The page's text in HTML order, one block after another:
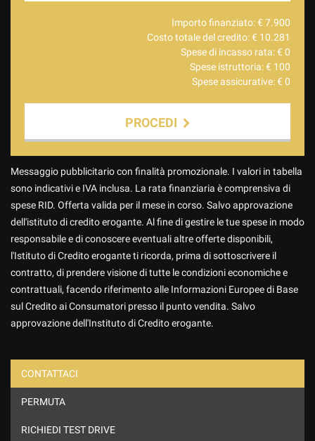
Importo finanziato: € 7.900
Costo totale del credito: € 10.281
Spese di incasso rata: € 0
Spese istruttoria: € 100
Spese assicurative: € 0
PROCEDI
Contattaci
Ho letto e accetto
marketing
Messaggio pubblicitario con finalità promozionale. I valori in tabella
sono indicativi e IVA inclusa. La rata finanziaria è comprensiva di
spese RID. Offerta valida per il mese in corso. Salvo approvazione
dell'istituto di credito erogante. Al fine di gestire le tue spese in modo
responsabile e di conoscere eventuali altre offerte disponibili,
l'Istituto di Credito erogante ti ricorda, prima di sottoscrivere il
contratto, di prendere visione di tutte le condizioni economiche e
contrattuali, facendo riferimento alle Informazioni Europee di Base
sul Credito ai Consumatori presso il punto vendita. Salvo
approvazione dell'Instituto di Credito erogante.
CONTATTACI
PERMUTA
RICHIEDI TEST DRIVE